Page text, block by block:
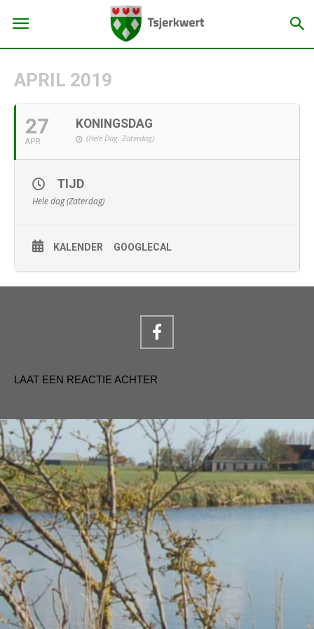
APRIL 2019
27
APR
KONINGSDAG
(Hele Dag: Zaterdag)
TIJD
Hele dag (Zaterdag)
KALENDER GOOGLECAL
LAAT EEN REACTIE ACHTER